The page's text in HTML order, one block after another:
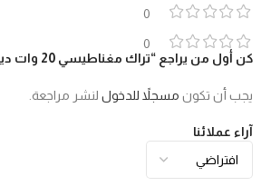
0
0
آراء عملائنا
كن أول من يراجع “تراك مغناطيسي 20 وات ديمر صفا”
يجب أن تكون مسجلاً للدخول لنشر مراجعة.